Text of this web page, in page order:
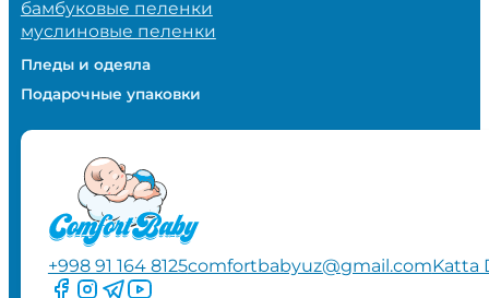
бамбуковые пеленки
муслиновые пеленки
Пледы и одеяла
Подарочные упаковки
+998 91 164 8125comfortbabyuz@gmail.comKatta
Следите за нами на Facebook
Следите за нами в Instagram
Следите за нами в Telegram
Следите за нами в YouTube